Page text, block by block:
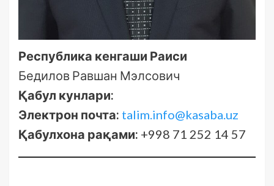
Республика кенгаши Раиси
Бедилов Равшан Мэлсович
Қабул кунлари:
Электрон почта: talim.info@kasaba.uz
Қабулхона рақами: +998 71 252 14 57